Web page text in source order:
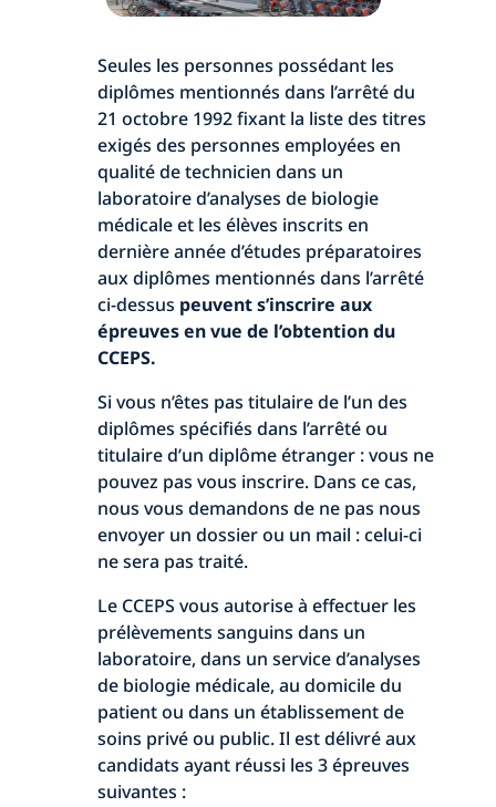
Seules les personnes possédant les
diplômes mentionnés dans l’arrêté du
21 octobre 1992 fixant la liste des titres
exigés des personnes employées en
qualité de technicien dans un
laboratoire d’analyses de biologie
médicale et les élèves inscrits en
dernière année d’études préparatoires
aux diplômes mentionnés dans l’arrêté
ci-dessus peuvent s’inscrire aux
épreuves en vue de l’obtention du
CCEPS.
Si vous n’êtes pas titulaire de l’un des
diplômes spécifiés dans l’arrêté ou
titulaire d’un diplôme étranger : vous ne
pouvez pas vous inscrire. Dans ce cas,
nous vous demandons de ne pas nous
envoyer un dossier ou un mail : celui-ci
ne sera pas traité.
Le CCEPS vous autorise à effectuer les
prélèvements sanguins dans un
laboratoire, dans un service d’analyses
de biologie médicale, au domicile du
patient ou dans un établissement de
soins privé ou public. Il est délivré aux
candidats ayant réussi les 3 épreuves
suivantes :